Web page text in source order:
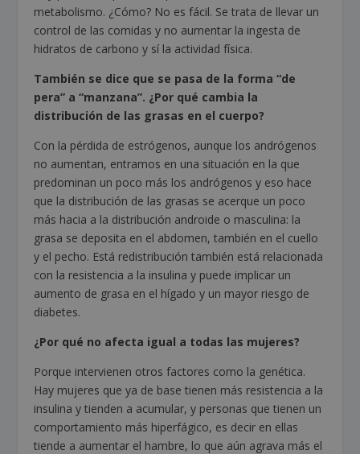
metabolismo. ¿Cómo? No es fácil. Se trata de llevar un
control de las comidas y no aumentar la ingesta de
hidratos de carbono y sí la actividad física.
También se dice que se pasa de la forma “de
pera” a “manzana”. ¿Por qué cambia la
distribución de las grasas en el cuerpo?
Con la pérdida de estrógenos, aunque los andrógenos
no aumentan, entramos en una situación en la que
predominan un poco más los andrógenos y eso hace
que la distribución de las grasas se acerque un poco
más hacia a la distribución androide o masculina: la
grasa se deposita en el abdomen, también en el cuello
y el pecho. Está redistribución también está relacionada
con la resistencia a la insulina y puede implicar un
aumento de grasa en el hígado y un mayor riesgo de
diabetes.
¿Por qué no afecta igual a todas las mujeres?
Porque intervienen otros factores como la genética.
Hay mujeres que ya de base tienen más resistencia a la
insulina y tienden a acumular, y personas que tienen un
comportamiento más hiperfágico, es decir en ellas
tiende a aumentar el hambre, lo que aún agrava más el